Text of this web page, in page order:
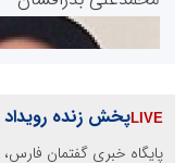
پخش زنده رویداد
پایگاه خبری گفتمان